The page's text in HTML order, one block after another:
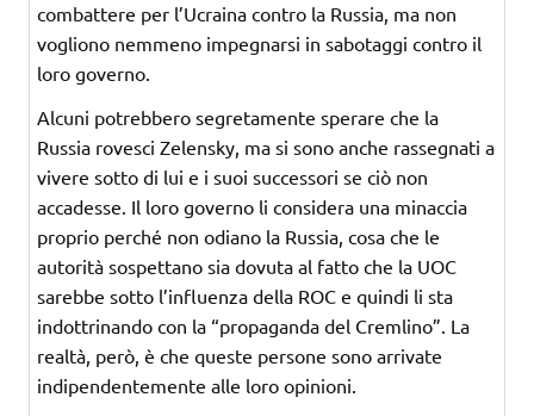
combattere per l’Ucraina contro la Russia, ma non
vogliono nemmeno impegnarsi in sabotaggi contro il
loro governo.
Alcuni potrebbero segretamente sperare che la
Russia rovesci Zelensky, ma si sono anche rassegnati a
vivere sotto di lui e i suoi successori se ciò non
accadesse. Il loro governo li considera una minaccia
proprio perché non odiano la Russia, cosa che le
autorità sospettano sia dovuta al fatto che la UOC
sarebbe sotto l’influenza della ROC e quindi li sta
indottrinando con la “propaganda del Cremlino”. La
realtà, però, è che queste persone sono arrivate
indipendentemente alle loro opinioni.